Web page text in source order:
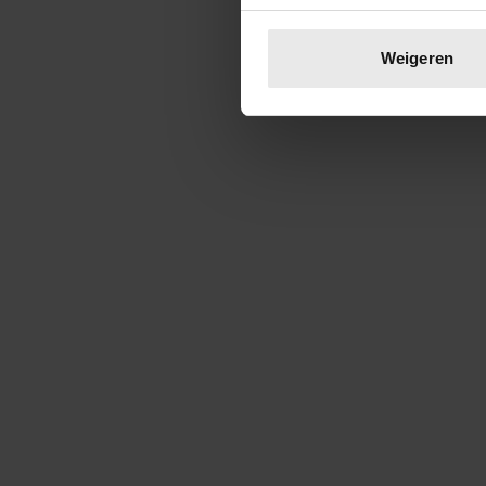
Uw apparaat
toestemming op elk
websiteverkeer te
media, adverteren en
Weigeren